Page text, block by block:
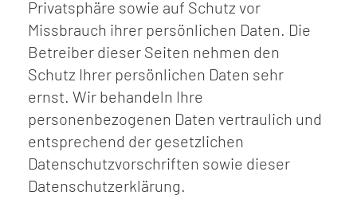
Privatsphäre sowie auf Schutz vor
Missbrauch ihrer persönlichen Daten. Die
Betreiber dieser Seiten nehmen den
Schutz Ihrer persönlichen Daten sehr
ernst. Wir behandeln Ihre
personenbezogenen Daten vertraulich und
entsprechend der gesetzlichen
Datenschutzvorschriften sowie dieser
Datenschutzerklärung.